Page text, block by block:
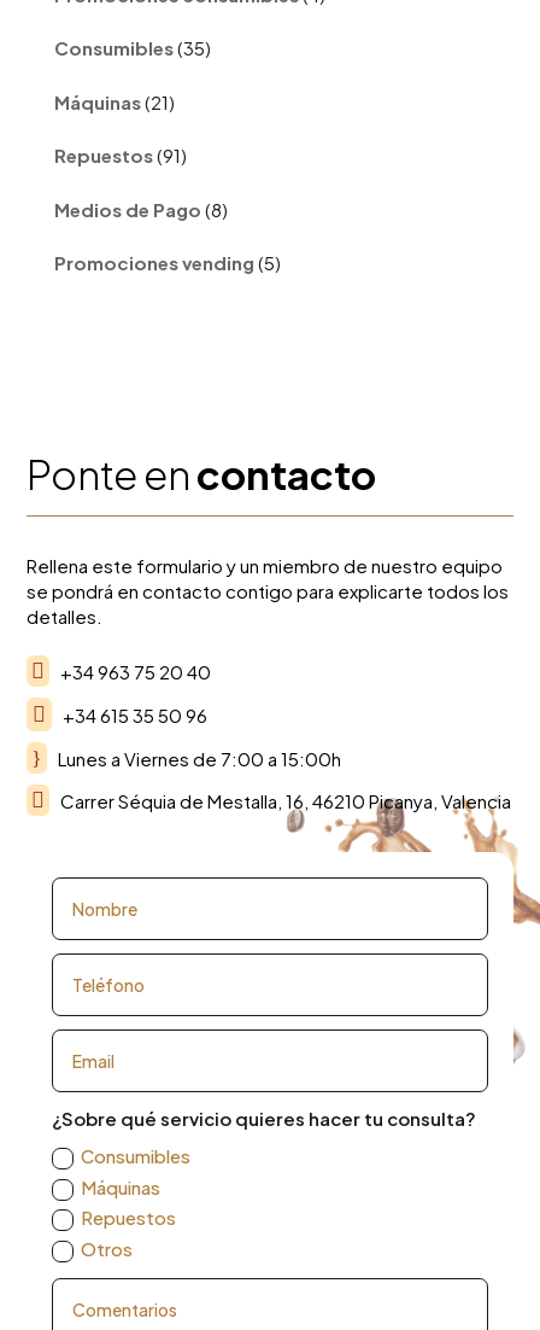
productos
Consumibles 3535
productos
Máquinas 2121
productos
Repuestos 9191
productos
Medios de Pago 88
productos
Promociones vending 55
productos
Ponte encontacto
Rellena este formulario y un miembro de nuestro equipo
se pondrá en contacto contigo para explicarte todos los
detalles.
 +34 963 75 20 40
 +34 615 35 50 96
} Lunes a Viernes de 7:00 a 15:00h
 Carrer Séquia de Mestalla, 16, 46210 Picanya, Valencia
¿Sobre qué servicio quieres hacer tu consulta?
Consumibles
Máquinas
Repuestos
Otros